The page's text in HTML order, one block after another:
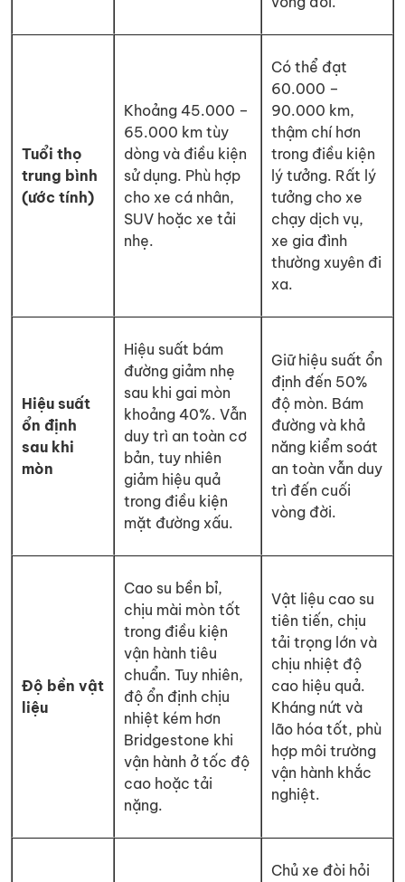
Tuổi thọ
trung bình
(ước tính)
Khoảng 45.000 –
65.000 km tùy
dòng và điều kiện
sử dụng. Phù hợp
cho xe cá nhân,
SUV hoặc xe tải
nhẹ.
Có thể đạt
60.000 –
90.000 km,
thậm chí hơn
trong điều kiện
lý tưởng. Rất lý
tưởng cho xe
chạy dịch vụ,
xe gia đình
thường xuyên đi
xa.
Hiệu suất
ổn định
sau khi
mòn
Hiệu suất bám
đường giảm nhẹ
sau khi gai mòn
khoảng 40%. Vẫn
duy trì an toàn cơ
bản, tuy nhiên
giảm hiệu quả
trong điều kiện
mặt đường xấu.
Giữ hiệu suất ổn
định đến 50%
độ mòn. Bám
đường và khả
năng kiểm soát
an toàn vẫn duy
trì đến cuối
vòng đời.
Độ bền vật
liệu
Cao su bền bỉ,
chịu mài mòn tốt
trong điều kiện
vận hành tiêu
chuẩn. Tuy nhiên,
độ ổn định chịu
nhiệt kém hơn
Bridgestone khi
vận hành ở tốc độ
cao hoặc tải
nặng.
Vật liệu cao su
tiên tiến, chịu
tải trọng lớn và
chịu nhiệt độ
cao hiệu quả.
Kháng nứt và
lão hóa tốt, phù
hợp môi trường
vận hành khắc
nghiệt.
Chủ xe đòi hỏi